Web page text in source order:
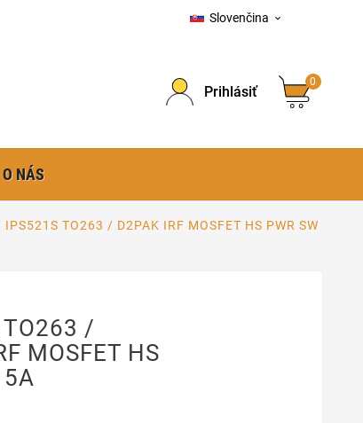
Slovenčina 
Prihlásiť
0
O NÁS
IPS521S TO263 / D2PAK IRF MOSFET HS PWR SW
TO263 /
MOSFET HS
5A